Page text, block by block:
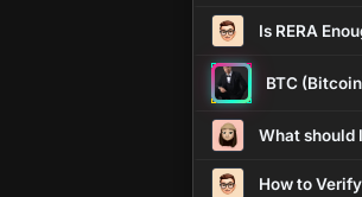
Is RERA
BTC
What should
How to